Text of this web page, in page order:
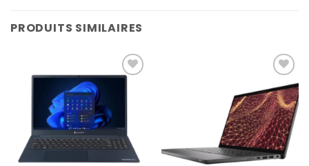
PRODUITS SIMILAIRES
wishlist
Add to
wishlist